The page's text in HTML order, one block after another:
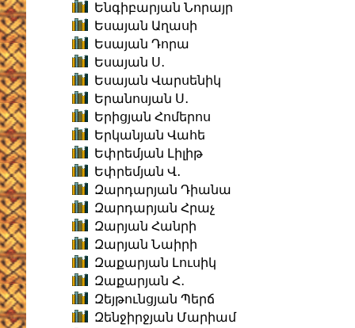
Ենգիբարյան Նորայր
Եսայան Աղասի
Եսայան Դորա
Եսայան Ս․
Եսայան Վարսենիկ
Երանոսյան Ս․
Երիցյան Հոմերոս
Երկանյան Վահե
Եփրեմյան Լիլիթ
Եփրեմյան Վ․
Զարդարյան Դիանա
Զարդարյան Հրաչ
Զարյան Հանրի
Զարյան Նաիրի
Զաքարյան Լուսիկ
Զաքարյան Հ․
Զեյթունցյան Պերճ
Զենջիրջյան Մարիամ